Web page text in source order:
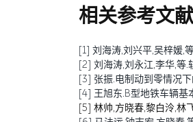
相关参考文献
[1] 刘海涛,刘兴平,吴梓媛,
[2] 刘海涛,刘永江,李华,等
[3] 张振.电制动到零情况
[4] 王旭东.B型地铁车辆基
[5] 林帅,方晓春,黎白泠,林